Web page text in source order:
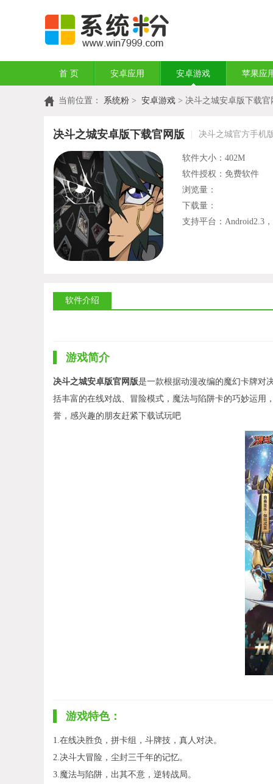
首 页 安卓应用 安卓游戏 苹果应
当前位置： 系统粉 > 安卓游戏 > 决斗之城安卓版下载官
决斗之城安卓版下载官网版 决斗之城官方手机
软件大小：402M
软件授权：免费软件
浏览量：
下载量：
支持平台：Android2.3
软件介绍
游戏简介
决斗之城安卓版官网版是一款根据动漫改编的魔幻卡牌对
括丰富的在线对战、冒险模式，魔法与陷阱卡的巧妙运用
誉，感兴趣的朋友赶紧下载试玩吧
游戏特色：
1.在线决胜负，拼卡组，斗牌技，真人对决。
2.决斗大冒险，尘封三千年的记忆。
3.魔法与陷阱，出其不意，逆转战局。